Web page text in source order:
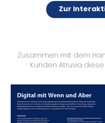
Zur
Zusammen mit dem
Kunden Atruvia